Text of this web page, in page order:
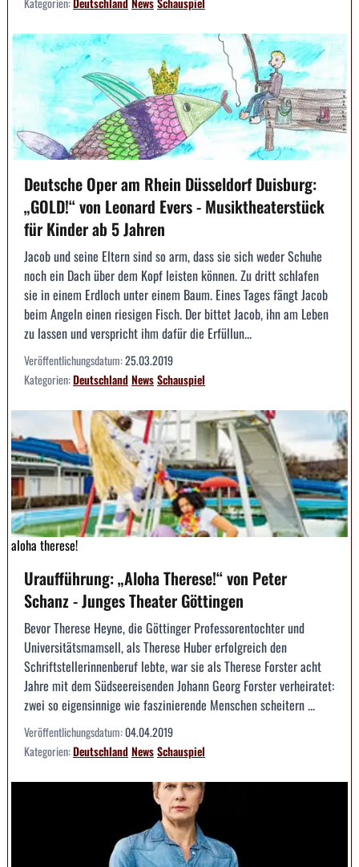
Deutsche Oper am Rhein Düsseldorf Duisburg:
„GOLD!“ von Leonard Evers - Musiktheaterstück
für Kinder ab 5 Jahren
Jacob und seine Eltern sind so arm, dass sie sich weder Schuhe
noch ein Dach über dem Kopf leisten können. Zu dritt schlafen
sie in einem Erdloch unter einem Baum. Eines Tages fängt Jacob
beim Angeln einen riesigen Fisch. Der bittet Jacob, ihn am Leben
zu lassen und verspricht ihm dafür die Erfüllun...
Veröffentlichungsdatum:25.03.2019
Kategorien:DeutschlandNewsSchauspiel
aloha therese!
Uraufführung: „Aloha Therese!“ von Peter
Schanz - Junges Theater Göttingen
Bevor Therese Heyne, die Göttinger Professorentochter und
Universitätsmamsell, als Therese Huber erfolgreich den
Schriftstellerinnenberuf lebte, war sie als Therese Forster acht
Jahre mit dem Südseereisenden Johann Georg Forster verheiratet:
zwei so eigensinnige wie faszinierende Menschen scheitern ...
Veröffentlichungsdatum:04.04.2019
Kategorien:DeutschlandNewsSchauspiel